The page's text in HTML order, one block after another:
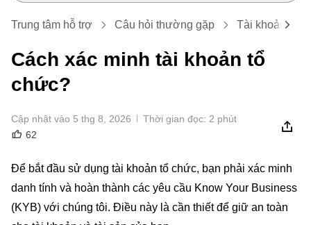
Trung tâm hỗ trợ Câu hỏi thường gặp Tài khoản,
Cách xác minh tài khoản tổ
chức?
Cập nhật vào 5 thg 8, 2026
Thời gian đọc: 2 phút
62
Để bắt đầu sử dụng tài khoản tổ chức, bạn phải xác minh
danh tính và hoàn thành các yêu cầu Know Your Business
(KYB) với chúng tôi. Điều này là cần thiết để giữ an toàn